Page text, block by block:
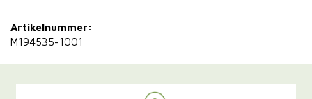
Artikelnummer:
M194535-1001